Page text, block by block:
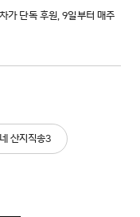
단독 후원, 9일부터 매주
산지직송3